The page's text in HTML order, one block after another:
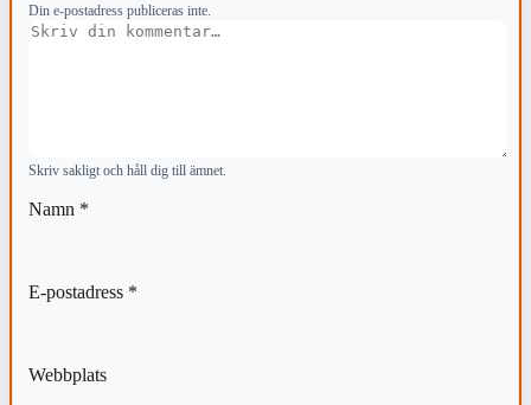
Din e-postadress publiceras inte.
Kommentar
Skriv sakligt och håll dig till ämnet.
Namn *
E-postadress *
Webbplats